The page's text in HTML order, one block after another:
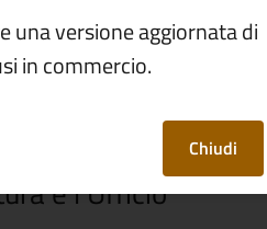
e l'Ufficio
una versione aggiornata di
in commercio.
Chiudi